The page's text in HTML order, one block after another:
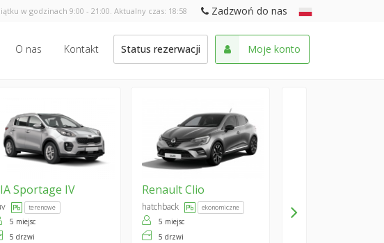
w godzinach 9:00 - 21:00. Aktualny czas: 18:58 Zadzwoń do nas
O nas Kontakt Status rezerwacji Moje konto
Sportage IV
terenowe
5 miejsc
5 drzwi
RenaultClio
hatchback ekonomiczne
5 miejsc
5 drzwi